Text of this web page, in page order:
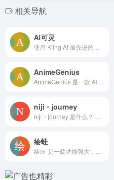
相关导航
AI可灵
AnimeGenius
niji・journey
绘蛙